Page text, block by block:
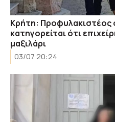
Κρήτη: Προφυλακιστέος
κατηγορείται ότι
μαξιλάρι
03/07 20:24